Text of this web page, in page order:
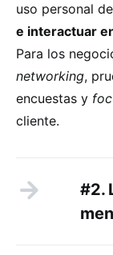
uso personal
e interactuar
Para los
networking,
encuestas y
cliente.
#2.